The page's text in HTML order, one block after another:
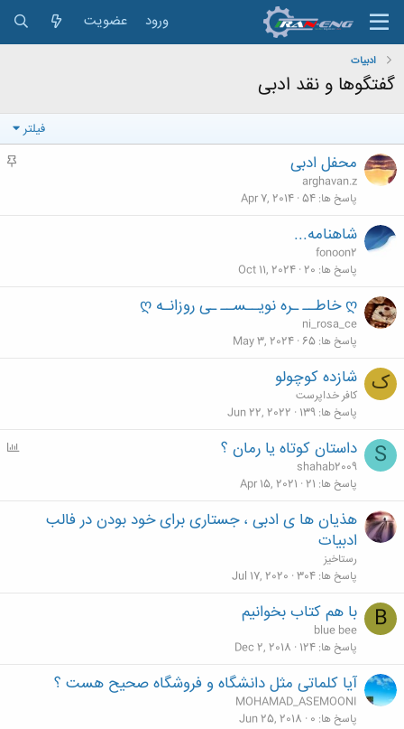
ورود عضویت
ادبیات
گفتگوها و نقد ادبی
فیلتر
م
محفل ادبی
arghavan.z
پاسخ ها 54
Apr 7, 2014
شاهنامه...
fonoon2
پاسخ ها 20
Oct 11, 2024
ღ خاطــ ـره نویــســ ـی روزانـه ღ
ni_rosa_ce
پاسخ ها 65
May 3, 2024
ک شازده کوچولو
کافر خداپرست
پاسخ ها 139
Jun 22, 2022
S
P
داستان کوتاه یا رمان ؟
shahab2009
پاسخ ها 21
Apr 15, 2021
هذیان ها ی ادبی ، جستاری برای خود بودن در فالب
ادبیات
رستاخیز
پاسخ ها 304
Jul 17, 2020
B با هم كتاب بخوانيم
blue bee
پاسخ ها 124
Dec 2, 2018
آیا کلماتی مثل دانشگاه و فروشگاه صحیح هست ؟
MOHAMAD_ASEMOONI
پاسخ ها 0
Jun 25, 2018